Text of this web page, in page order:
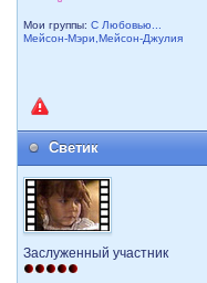
Мои группы:С Любовью...
Мейсон-Мэри,Мейсон-Джулия
Светик
Заслуженный участник